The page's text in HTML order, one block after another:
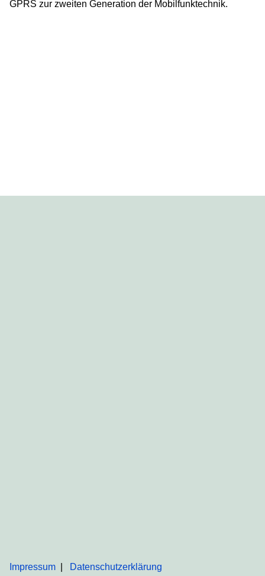
GPRS zur zweiten Generation der Mobilfunktechnik.
Impressum Datenschutzerklärung